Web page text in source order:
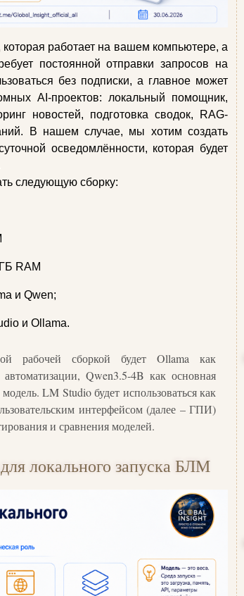
работает на вашем компьютере, а
постоянной отправки запросов на
без подписки, а главное может
AI-проектов: локальный помощник,
новостей, подготовка сводок, RAG-
В нашем случае, мы хотим создать
осведомлённости, которая будет
следующую сборку:
RAM
и Qwen;
и Ollama.
рабочей сборкой будет Ollama как
Qwen3.5-4B как основная
LM Studio будет использоваться как
интерфейсом (далее – ГПИ)
и сравнения моделей.
локального запуска БЛМ